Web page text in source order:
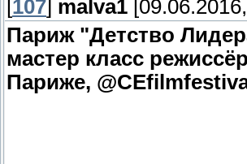
[107] malva1
Париж "Детство
мастер класс
Париже,